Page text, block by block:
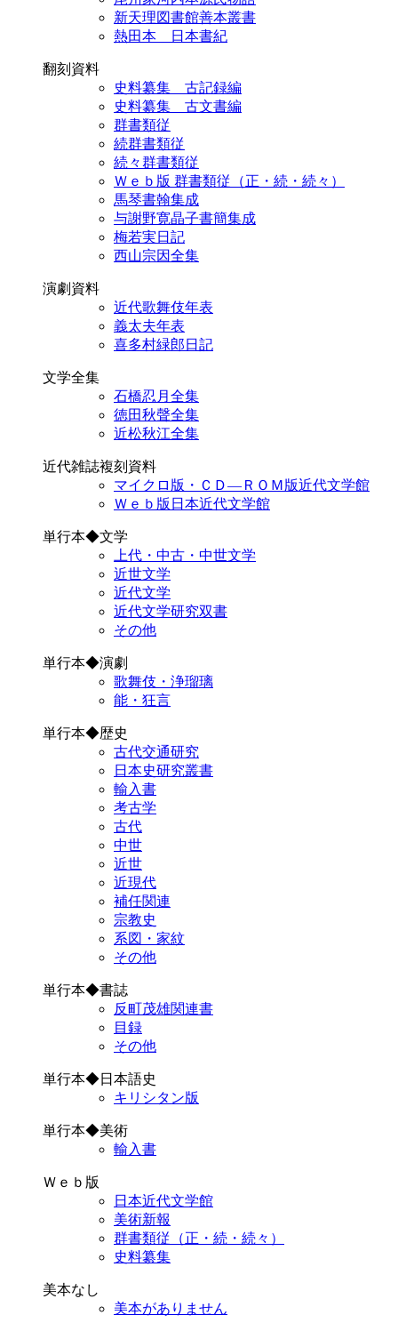
新天理図書館善本叢書
熱田本 日本書紀
翻刻資料
史料纂集 古記録編
史料纂集 古文書編
群書類従
続群書類従
続々群書類従
Ｗｅｂ版 群書類従（正・続・続々）
馬琴書翰集成
与謝野寛晶子書簡集成
梅若実日記
西山宗因全集
演劇資料
近代歌舞伎年表
義太夫年表
喜多村緑郎日記
文学全集
石橋忍月全集
徳田秋聲全集
近松秋江全集
近代雑誌複刻資料
マイクロ版・ＣＤ―ＲＯＭ版近代文学館
Ｗｅｂ版日本近代文学館
単行本◆文学
上代・中古・中世文学
近世文学
近代文学
近代文学研究双書
その他
単行本◆演劇
歌舞伎・浄瑠璃
能・狂言
単行本◆歴史
古代交通研究
日本史研究叢書
輸入書
考古学
古代
中世
近世
近現代
補任関連
宗教史
系図・家紋
その他
単行本◆書誌
反町茂雄関連書
目録
その他
単行本◆日本語史
キリシタン版
単行本◆美術
輸入書
Ｗｅｂ版
日本近代文学館
美術新報
群書類従（正・続・続々）
史料纂集
美本なし
美本がありません